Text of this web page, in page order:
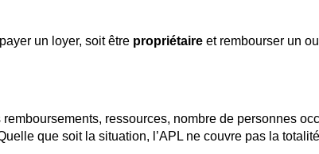
un loyer, soit être propriétaire et rembourser un
ressources, nombre de personnes
que soit la situation, l’APL ne couvre pas la